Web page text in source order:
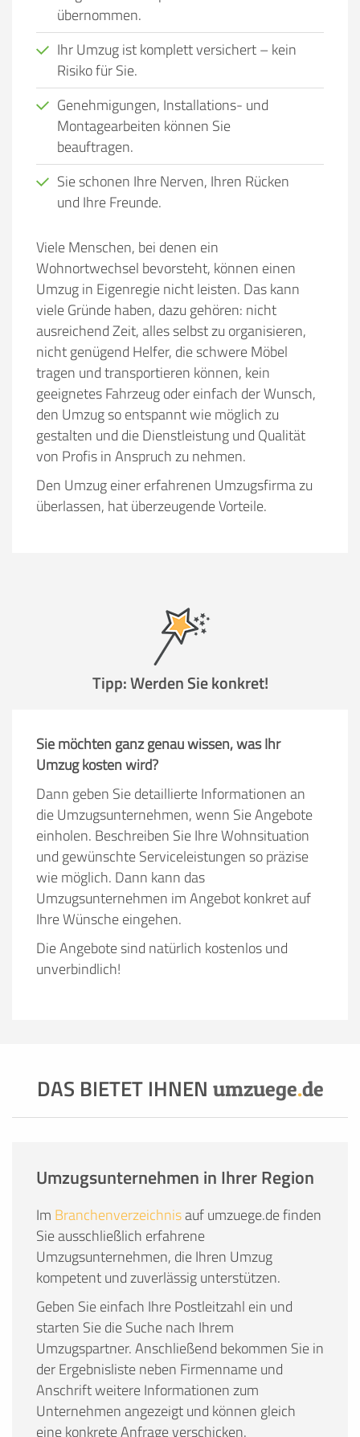
übernommen.
Ihr Umzug ist komplett versichert – kein
Risiko für Sie.
Genehmigungen, Installations- und
Montagearbeiten können Sie
beauftragen.
Sie schonen Ihre Nerven, Ihren Rücken
und Ihre Freunde.
Viele Menschen, bei denen ein
Wohnortwechsel bevorsteht, können einen
Umzug in Eigenregie nicht leisten. Das kann
viele Gründe haben, dazu gehören: nicht
ausreichend Zeit, alles selbst zu organisieren,
nicht genügend Helfer, die schwere Möbel
tragen und transportieren können, kein
geeignetes Fahrzeug oder einfach der Wunsch,
den Umzug so entspannt wie möglich zu
gestalten und die Dienstleistung und Qualität
von Profis in Anspruch zu nehmen.
Den Umzug einer erfahrenen Umzugsfirma zu
überlassen, hat überzeugende Vorteile.
Tipp: Werden Sie konkret!
Sie möchten ganz genau wissen, was Ihr
Umzug kosten wird?
Dann geben Sie detaillierte Informationen an
die Umzugsunternehmen, wenn Sie Angebote
einholen. Beschreiben Sie Ihre Wohnsituation
und gewünschte Serviceleistungen so präzise
wie möglich. Dann kann das
Umzugsunternehmen im Angebot konkret auf
Ihre Wünsche eingehen.
Die Angebote sind natürlich kostenlos und
unverbindlich!
DAS BIETET IHNEN umzuege.de
Umzugsunternehmen in Ihrer Region
Im Branchenverzeichnisauf umzuege.de finden
Sie ausschließlich erfahrene
Umzugsunternehmen, die Ihren Umzug
kompetent und zuverlässig unterstützen.
Geben Sie einfach Ihre Postleitzahl ein und
starten Sie die Suche nach Ihrem
Umzugspartner. Anschließend bekommen Sie in
der Ergebnisliste neben Firmenname und
Anschrift weitere Informationen zum
Unternehmen angezeigt und können gleich
eine konkrete Anfrage verschicken.